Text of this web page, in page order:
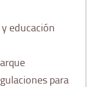
educación
para